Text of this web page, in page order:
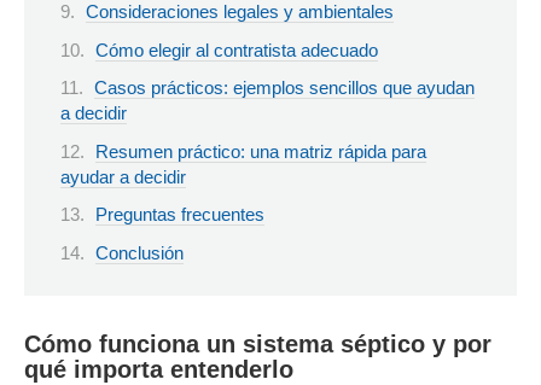
Consideraciones legales y ambientales
Cómo elegir al contratista adecuado
Casos prácticos: ejemplos sencillos que ayudan
a decidir
Resumen práctico: una matriz rápida para
ayudar a decidir
Preguntas frecuentes
Conclusión
Cómo funciona un sistema séptico y por
qué importa entenderlo